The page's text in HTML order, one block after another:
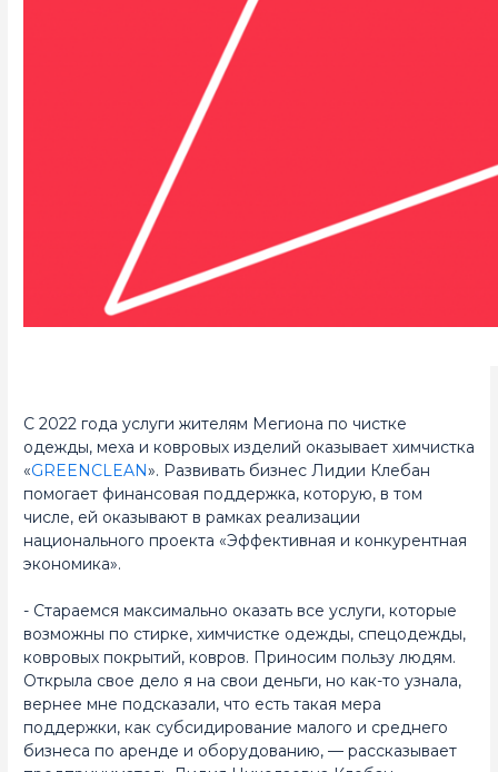
С 2022 года услуги жителям Мегиона по чистке
одежды, меха и ковровых изделий оказывает химчистка
«GREENCLEAN». Развивать бизнес Лидии Клебан
помогает финансовая поддержка, которую, в том
числе, ей оказывают в рамках реализации
национального проекта «Эффективная и конкурентная
экономика».
- Стараемся максимально оказать все услуги, которые
возможны по стирке, химчистке одежды, спецодежды,
ковровых покрытий, ковров. Приносим пользу людям.
Открыла свое дело я на свои деньги, но как-то узнала,
вернее мне подсказали, что есть такая мера
поддержки, как субсидирование малого и среднего
бизнеса по аренде и оборудованию, — рассказывает